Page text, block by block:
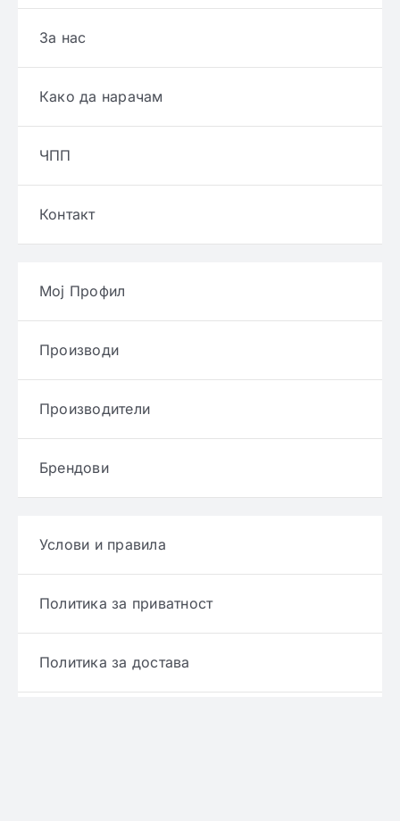
За нас
Како да нарачам
ЧПП
Контакт
Мој Профил
Производи
Производители
Брендови
Услови и правила
Политика за приватност
Политика за достава